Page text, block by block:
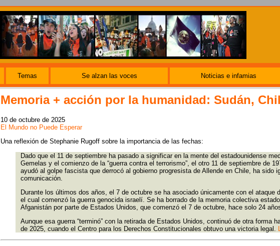
Temas Se alzan las voces Noticias e infamias
Memoria + acción por la humanidad: Sudán,
10 de octubre de 2025
El Mundo no Puede Esperar
Una reflexión de Stephanie Rugoff sobre la importancia de las fechas:
Dado que el 11 de septiembre ha pasado a significar en la mente del estadounidense
Gemelas y el comienzo de la “guerra contra el terrorismo”, el otro 11 de septiembre de
ayudó al golpe fascista que derrocó al gobierno progresista de Allende en Chile, ha sido
comunicación.
Durante los últimos dos años, el 7 de octubre se ha asociado únicamente con el ataque
el cual comenzó la guerra genocida israelí. Se ha borrado de la memoria colectiva
Afganistán por parte de Estados Unidos, que comenzó el 7 de octubre, hace solo 24
Aunque esa guerra “terminó” con la retirada de Estados Unidos, continuó de otra forma
de 2025, cuando el Centro para los Derechos Constitucionales obtuvo una victoria legal.